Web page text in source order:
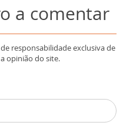
a comentar
responsabilidade exclusiva de
opinião do site.